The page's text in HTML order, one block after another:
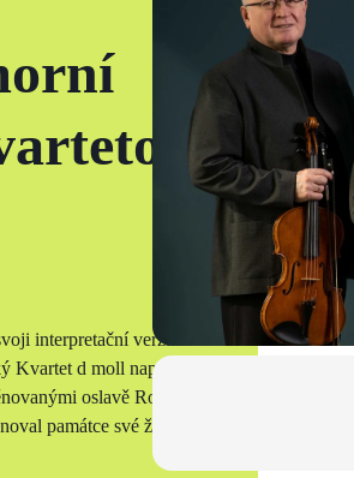
interpretační verzi
Kvartet d moll napsal
oslavě Roku
památce své ženy